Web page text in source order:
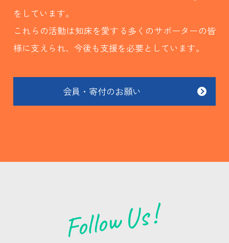
をしています。
これらの活動は知床を愛する多くのサポーターの皆
様に支えられ、今後も支援を必要としています。
会員・寄付のお願い